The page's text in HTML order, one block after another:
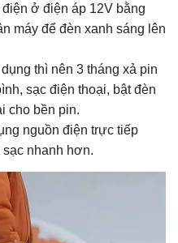
ở điện áp 12V bằng
máy để đèn xanh sáng lên
thì nên 3 tháng xả pin
sạc điện thoại, bật đèn
cho bền pin.
nguồn điện trực tiếp
nhanh hơn.